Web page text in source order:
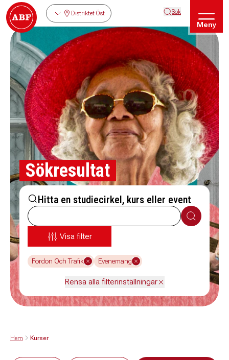
Distriktet Öst Sök
Meny
Sökresultat
Hitta en studiecirkel, kurs eller event
Sök
Visa filter
Fordon Och Trafik Evenemang
Rensa alla filterinställningar
Hem Kurser